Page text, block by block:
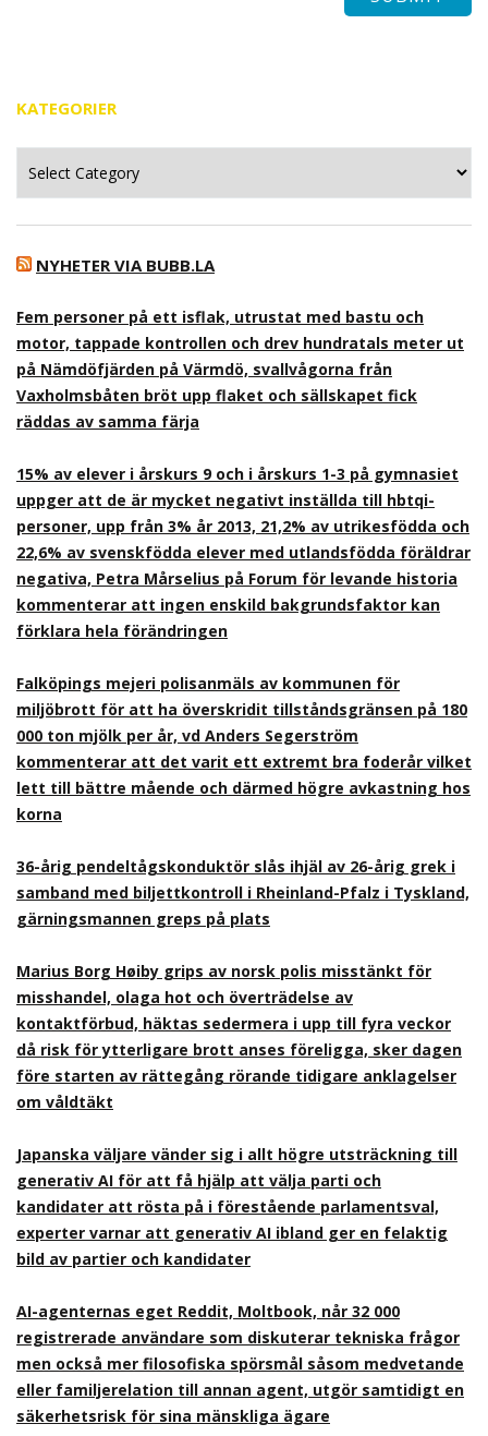
KATEGORIER
NYHETER VIA BUBB.LA
Fem personer på ett isflak, utrustat med bastu och
motor, tappade kontrollen och drev hundratals meter ut
på Nämdöfjärden på Värmdö, svallvågorna från
Vaxholmsbåten bröt upp flaket och sällskapet fick
räddas av samma färja
15% av elever i årskurs 9 och i årskurs 1-3 på gymnasiet
uppger att de är mycket negativt inställda till hbtqi-
personer, upp från 3% år 2013, 21,2% av utrikesfödda och
22,6% av svenskfödda elever med utlandsfödda föräldrar
negativa, Petra Mårselius på Forum för levande historia
kommenterar att ingen enskild bakgrundsfaktor kan
förklara hela förändringen
Falköpings mejeri polisanmäls av kommunen för
miljöbrott för att ha överskridit tillståndsgränsen på 180
000 ton mjölk per år, vd Anders Segerström
kommenterar att det varit ett extremt bra foderår vilket
lett till bättre mående och därmed högre avkastning hos
korna
36-årig pendeltågskonduktör slås ihjäl av 26-årig grek i
samband med biljettkontroll i Rheinland-Pfalz i Tyskland,
gärningsmannen greps på plats
Marius Borg Høiby grips av norsk polis misstänkt för
misshandel, olaga hot och överträdelse av
kontaktförbud, häktas sedermera i upp till fyra veckor
då risk för ytterligare brott anses föreligga, sker dagen
före starten av rättegång rörande tidigare anklagelser
om våldtäkt
Japanska väljare vänder sig i allt högre utsträckning till
generativ AI för att få hjälp att välja parti och
kandidater att rösta på i förestående parlamentsval,
experter varnar att generativ AI ibland ger en felaktig
bild av partier och kandidater
AI-agenternas eget Reddit, Moltbook, når 32 000
registrerade användare som diskuterar tekniska frågor
men också mer filosofiska spörsmål såsom medvetande
eller familjerelation till annan agent, utgör samtidigt en
säkerhetsrisk för sina mänskliga ägare